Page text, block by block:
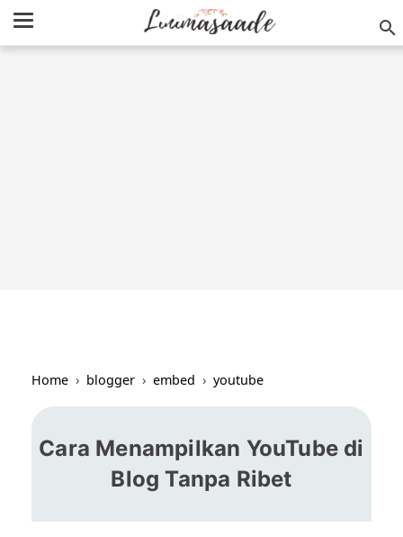
-->
Home › blogger › embed › youtube
Cara Menampilkan YouTube di
Blog Tanpa Ribet